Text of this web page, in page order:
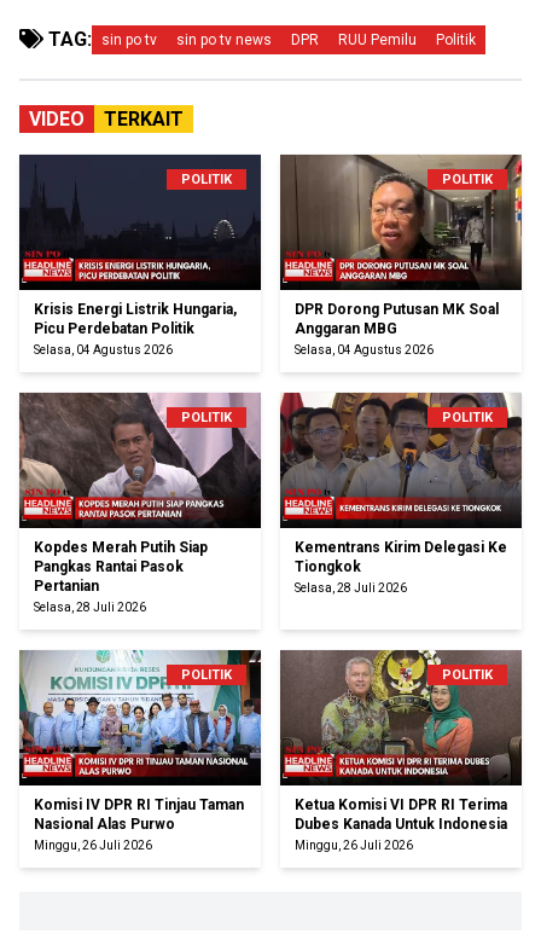
TAG: sin po tv sin po tv news DPR RUU Pemilu Politik
VIDEO TERKAIT
POLITIK
Krisis Energi Listrik Hungaria,
Picu Perdebatan Politik
Selasa, 04 Agustus 2026
POLITIK
DPR Dorong Putusan MK Soal
Anggaran MBG
Selasa, 04 Agustus 2026
POLITIK
Kopdes Merah Putih Siap
Pangkas Rantai Pasok
Pertanian
Selasa, 28 Juli 2026
POLITIK
Kementrans Kirim Delegasi Ke
Tiongkok
Selasa, 28 Juli 2026
POLITIK
Komisi IV DPR RI Tinjau Taman
Nasional Alas Purwo
Minggu, 26 Juli 2026
POLITIK
Ketua Komisi VI DPR RI Terima
Dubes Kanada Untuk Indonesia
Minggu, 26 Juli 2026